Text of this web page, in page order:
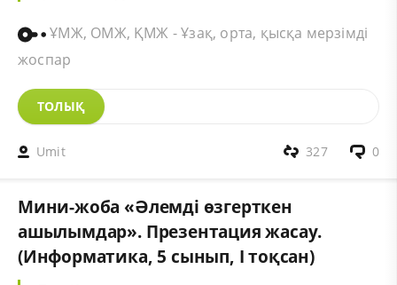
ҰМЖ, ОМЖ, ҚМЖ - Ұзақ, орта, қысқа мерзімді
жоспар
ТОЛЫҚ
Umit 0
327
Мини-жоба «Әлемді өзгерткен
ашылымдар». Презентация жасау.
(Информатика, 5 сынып, I тоқсан)